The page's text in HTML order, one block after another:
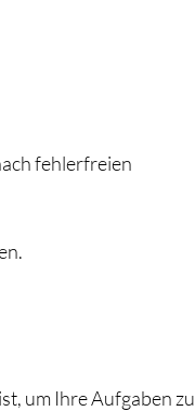
fehlerfreien
um Ihre Aufgaben zu